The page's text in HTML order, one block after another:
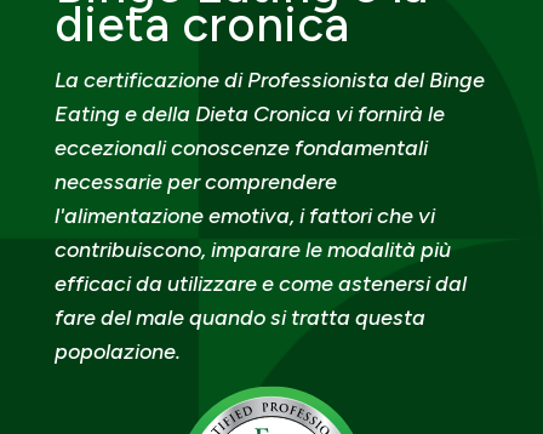
dieta cronica
La certificazione di Professionista del Binge
Eating e della Dieta Cronica vi fornirà le
eccezionali conoscenze fondamentali
necessarie per comprendere
l'alimentazione emotiva, i fattori che vi
contribuiscono, imparare le modalità più
efficaci da utilizzare e come astenersi dal
fare del male quando si tratta questa
popolazione.